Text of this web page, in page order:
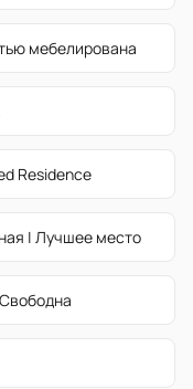
мебелирована
Residence
| Лучшее место